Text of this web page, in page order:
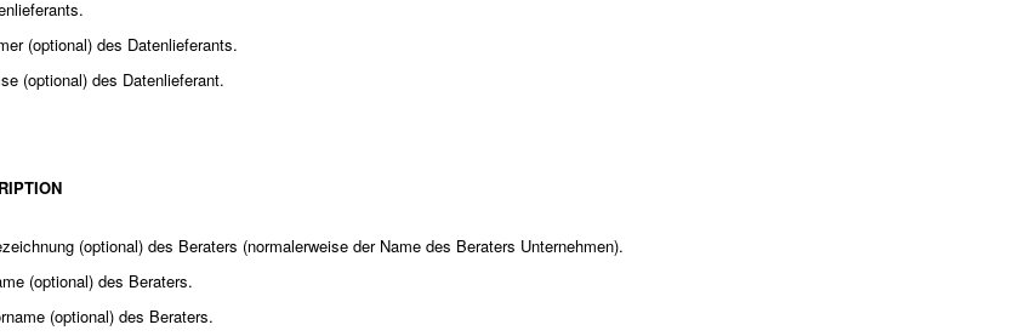
(optional) des Datenlieferants.
(optional) des Datenlieferant.
(optional) des Beraters (normalerweise der Name des Beraters Unternehmen).
(optional) des Beraters.
(optional) des Beraters.